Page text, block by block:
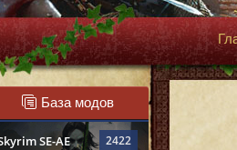
База модов
SE-AE 2422